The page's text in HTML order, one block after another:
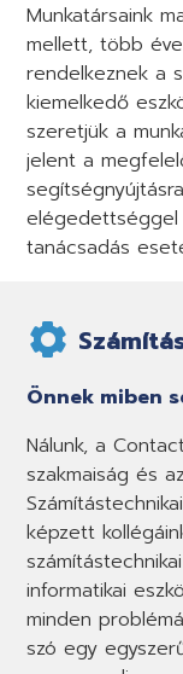
Munkatársaink
mellett, több
rendelkeznek a
kiemelkedő
szeretjük a
jelent a
elégedettséggel
tanácsadás
Önnek miben
Nálunk, a
szakmaiság és
képzett
informatikai
minden
szó egy